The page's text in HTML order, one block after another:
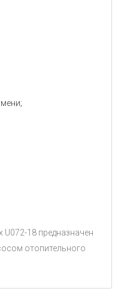
18 предназначен
отопительного